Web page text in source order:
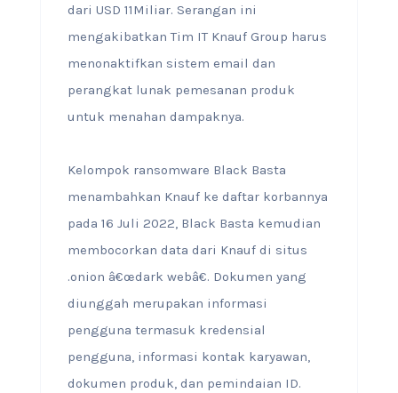
dari USD 11Miliar. Serangan ini
mengakibatkan Tim IT Knauf Group harus
menonaktifkan sistem email dan
perangkat lunak pemesanan produk
untuk menahan dampaknya.
Kelompok ransomware Black Basta
menambahkan Knauf ke daftar korbannya
pada 16 Juli 2022, Black Basta kemudian
membocorkan data dari Knauf di situs
.onion â€œdark webâ€. Dokumen yang
diunggah merupakan informasi
pengguna termasuk kredensial
pengguna, informasi kontak karyawan,
dokumen produk, dan pemindaian ID.